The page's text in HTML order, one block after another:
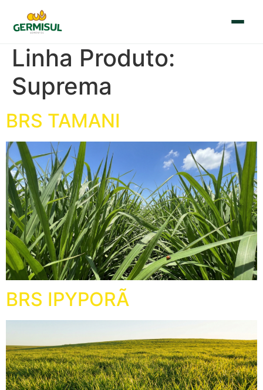
🇧🇷Português 🇪🇸
Início
Quem Somos
Sementes
Blog
Contato
WhatsApp
Linha Produto:
Suprema
BRS TAMANI
BRS IPYPORÃ